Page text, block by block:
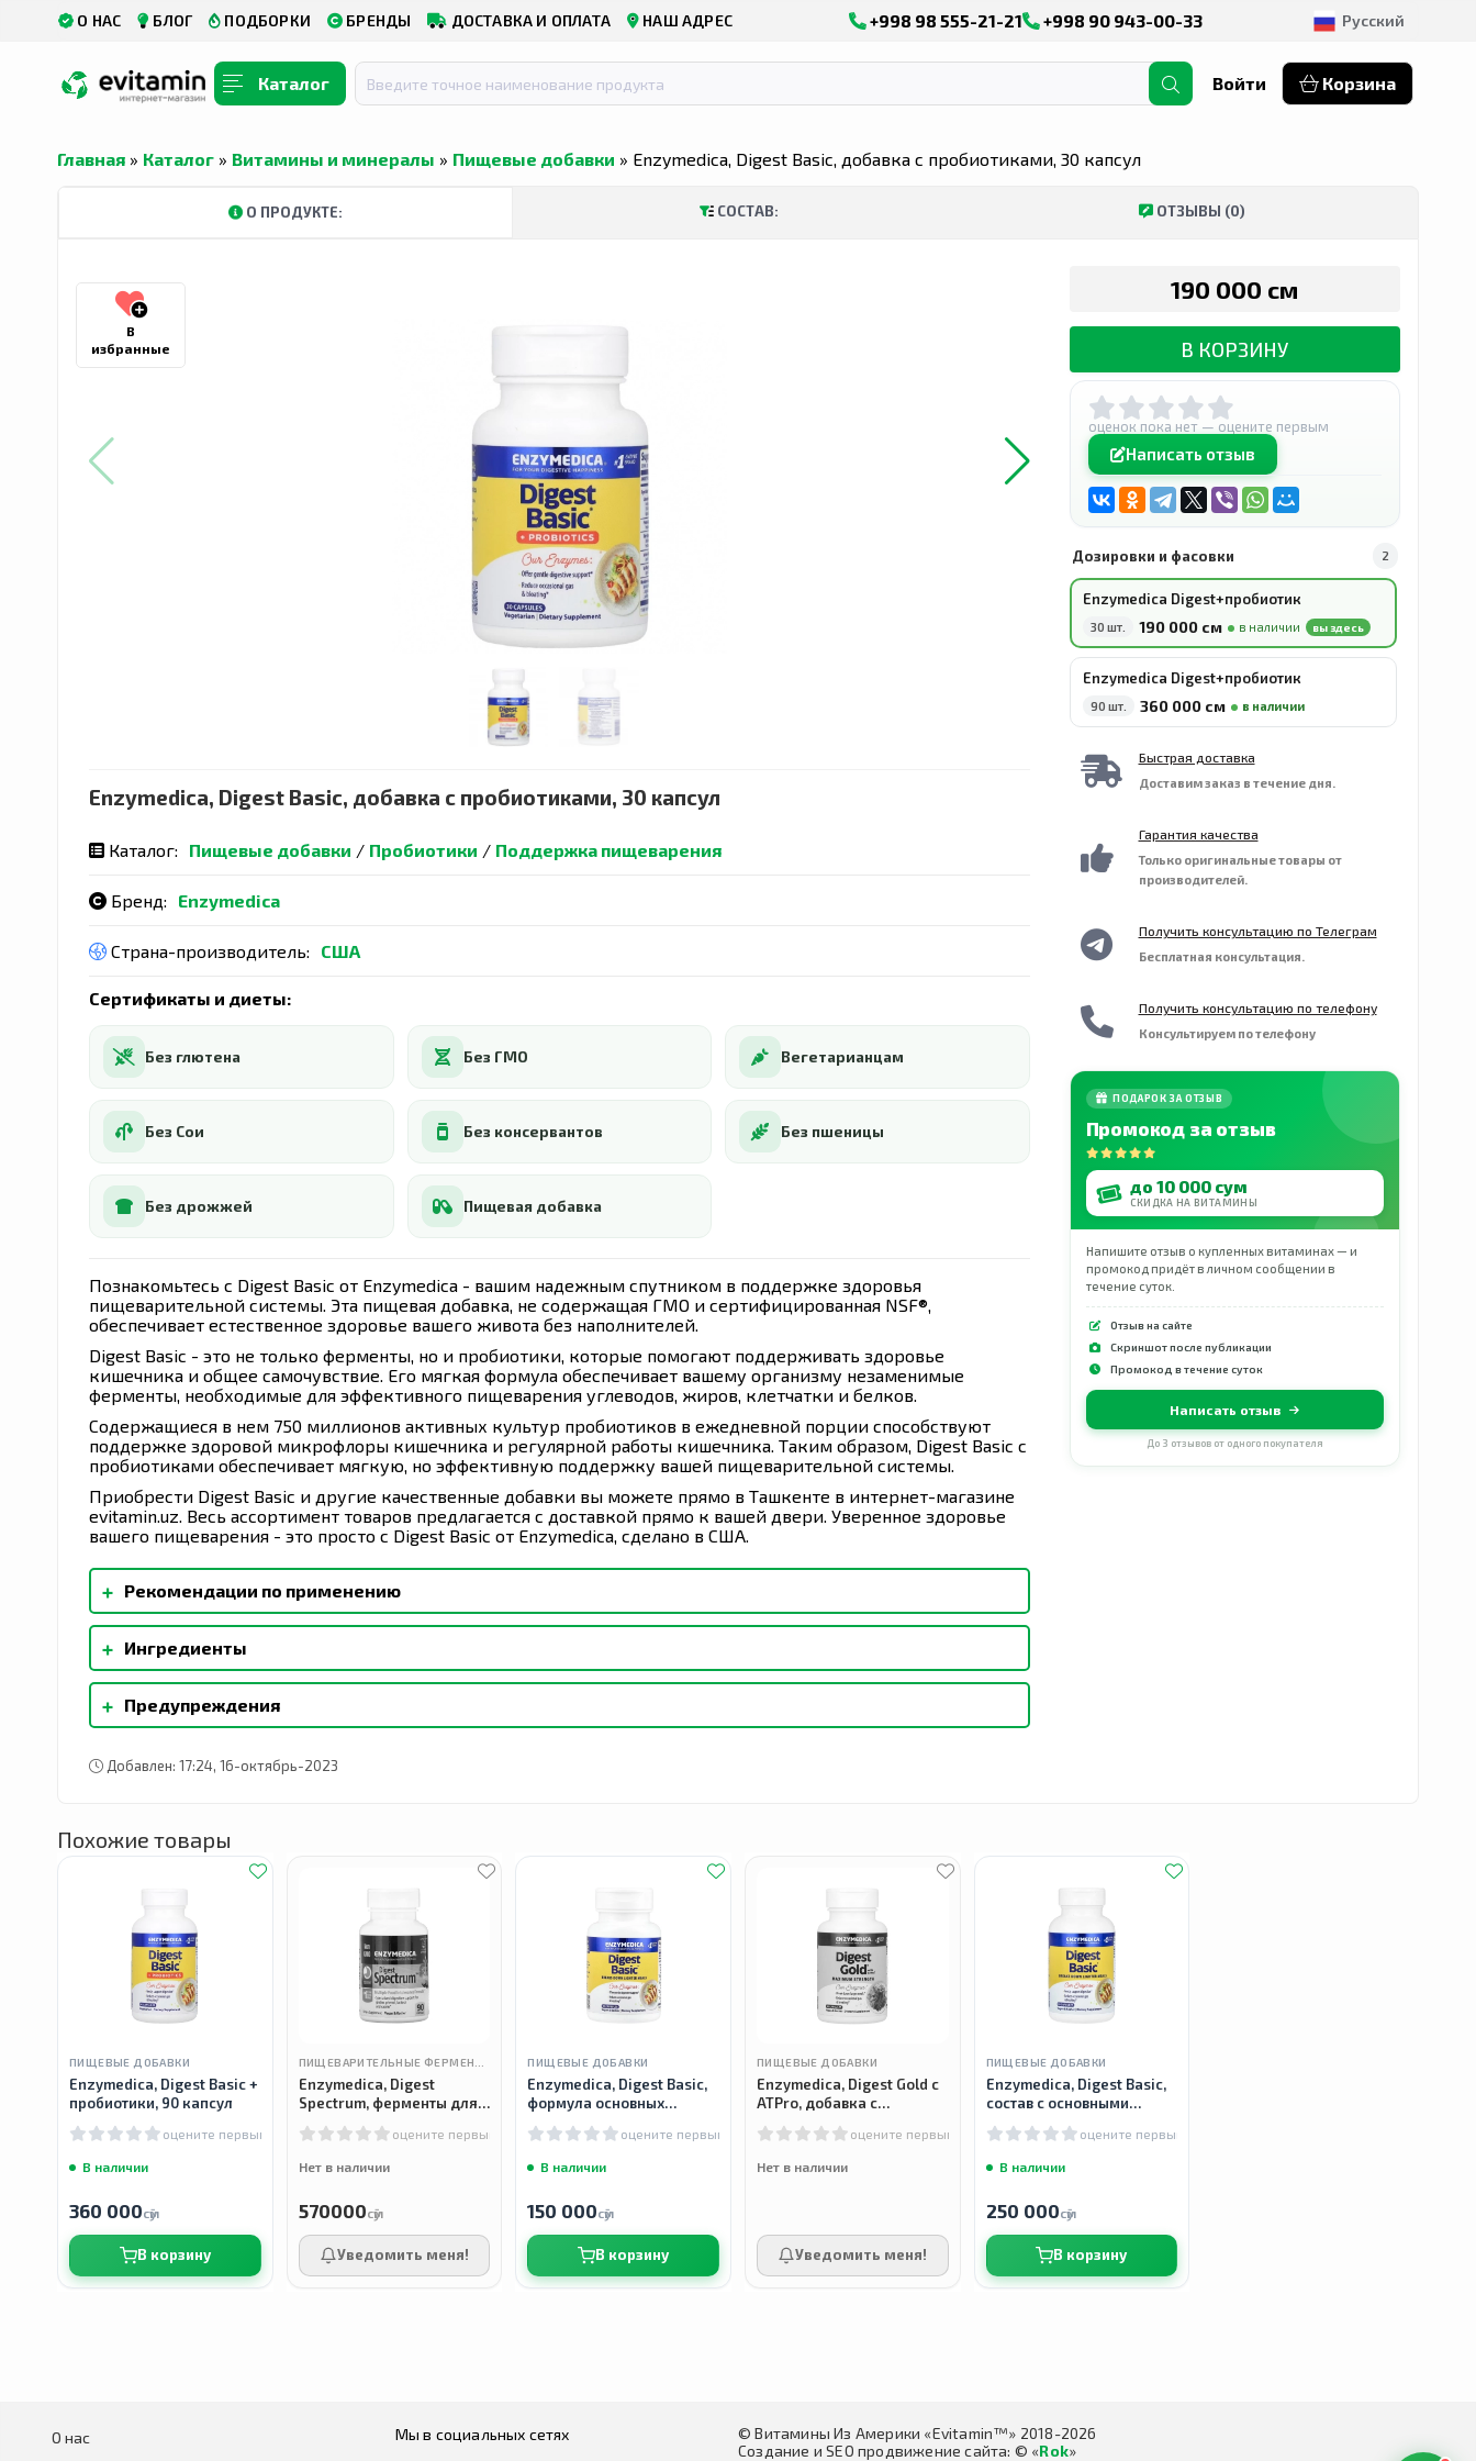
О НАС БЛОГ ПОДБОРКИ БРЕНДЫ ДОСТАВКА И ОПЛАТА НАШ АДРЕС +998 98 555-21-21 +998 90 943-00-33 Русский
Каталог Войти Корзина
Главная » Каталог » Витамины и минералы » Пищевые добавки » Enzymedica, Digest Basic, добавка с пробиотиками, 30 капсул
О ПРОДУКТЕ: СОСТАВ: ОТЗЫВЫ (0)
В
избранные
Enzymedica, Digest Basic, добавка с пробиотиками, 30 капсул
Каталог: Пищевые добавки / Пробиотики / Поддержка пищеварения
Бренд: Enzymedica
Страна-производитель: США
Сертификаты и диеты:
Без глютена Без ГМО Вегетарианцам
Без Сои Без консервантов Без пшеницы
Без дрожжей Пищевая добавка
Познакомьтесь с Digest Basic от Enzymedica - вашим надежным спутником в поддержке здоровья
пищеварительной системы. Эта пищевая добавка, не содержащая ГМО и сертифицированная NSF®,
обеспечивает естественное здоровье вашего живота без наполнителей.
Digest Basic - это не только ферменты, но и пробиотики, которые помогают поддерживать здоровье
кишечника и общее самочувствие. Его мягкая формула обеспечивает вашему организму незаменимые
ферменты, необходимые для эффективного пищеварения углеводов, жиров, клетчатки и белков.
Содержащиеся в нем 750 миллионов активных культур пробиотиков в ежедневной порции способствуют
поддержке здоровой микрофлоры кишечника и регулярной работы кишечника. Таким образом, Digest Basic с
пробиотиками обеспечивает мягкую, но эффективную поддержку вашей пищеварительной системы.
Приобрести Digest Basic и другие качественные добавки вы можете прямо в Ташкенте в интернет-магазине
evitamin.uz. Весь ассортимент товаров предлагается с доставкой прямо к вашей двери. Уверенное здоровье
вашего пищеварения - это просто с Digest Basic от Enzymedica, сделано в США.
+ Рекомендации по применению
Принимать по 1 капсуле во время каждого приема пищи. При необходимости можно увеличить дозу. Для
повышения активности ферментов можно принимать Digest™ с пробиотиками или Digest Gold™ с
пробиотиками от Enzymedica.
+ Ингредиенты
На 100% вегетарианская капсула (целлюлоза, вода). Не содержит яиц, молочных продуктов, консервантов,
соли, сахарозы, сои, пшеницы, дрожжей, орехов, кукурузы, глютена, казеина, картофеля, риса,
искусственных красителей и ароматизаторов.
+ Предупреждения
Добавлен: 17:24, 16-октябрь-2023
190 000 сӯм
В КОРЗИНУ
оценок пока нет — оцените первым
Написать отзыв
Дозировки и фасовки 2
Enzymedica Digest+пробиотик
30 шт. 190 000 сӯм в наличии вы здесь
Enzymedica Digest+пробиотик
90 шт. 360 000 сӯм в наличии
Быстрая доставка
Доставим заказ в течение дня.
Гарантия качества
Только оригинальные товары от
производителей.
Получить консультацию по Телеграм
Бесплатная консультация.
Получить консультацию по телефону
Консультируем по телефону
ПОДАРОК ЗА ОТЗЫВ
Промокод за отзыв
до 10 000 сум
СКИДКА НА ВИТАМИНЫ
Напишите отзыв о купленных витаминах — и
промокод придёт в личном сообщении в
течение суток.
Отзыв на сайте
Скриншот после публикации
Промокод в течение суток
Написать отзыв
До 3 отзывов от одного покупателя
Похожие товары
ПИЩЕВЫЕ ДОБАВКИ
Enzymedica, Digest Basic +
пробиотики, 90 капсул
оцените первым
В наличии
360 000сӯм
В корзину
Enzymedica, Digest
Spectrum, ферменты для
оцените первым
Нет в наличии
570000сӯм
Уведомить меня!
ПИЩЕВЫЕ ДОБАВКИ
Enzymedica, Digest Basic,
формула основных
оцените первым
В наличии
150 000сӯм
В корзину
ПИЩЕВЫЕ ДОБАВКИ
Enzymedica, Digest Gold с
ATPro, добавка с
ферментами, 90 капсул
оцените первым
Нет в наличии
Уведомить меня!
ПИЩЕВЫЕ ДОБАВКИ
Enzymedica, Digest Basic,
состав с основными
оцените первым
В наличии
250 000сӯм
В корзину
О нас Мы в социальных сетях
© Витамины Из Америки «Evitamin™» 2018-2026
Создание и SEO продвижение сайта: © «Rok»